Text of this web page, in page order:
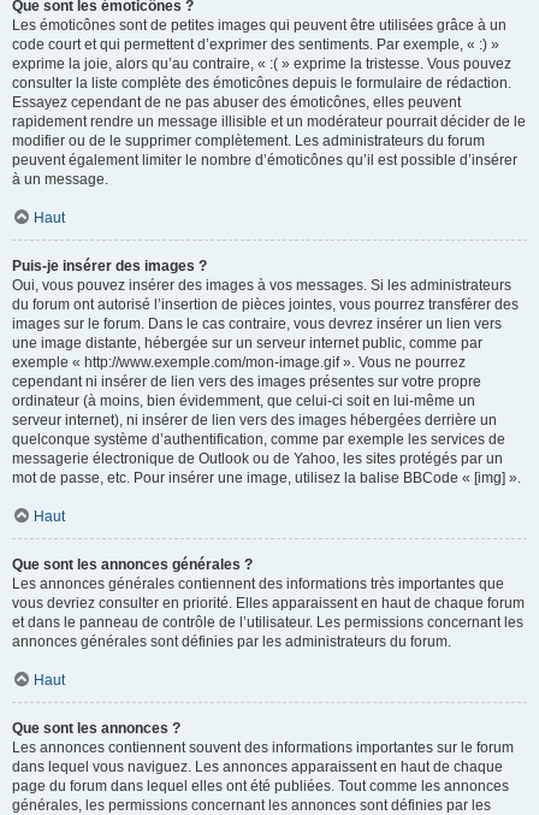
Que sont les émoticônes ?
Les émoticônes sont de petites images qui peuvent être utilisées grâce à un
code court et qui permettent d’exprimer des sentiments. Par exemple, « :) »
exprime la joie, alors qu’au contraire, « :( » exprime la tristesse. Vous pouvez
consulter la liste complète des émoticônes depuis le formulaire de rédaction.
Essayez cependant de ne pas abuser des émoticônes, elles peuvent
rapidement rendre un message illisible et un modérateur pourrait décider de le
modifier ou de le supprimer complètement. Les administrateurs du forum
peuvent également limiter le nombre d’émoticônes qu’il est possible d’insérer
à un message.
Haut
Puis-je insérer des images ?
Oui, vous pouvez insérer des images à vos messages. Si les administrateurs
du forum ont autorisé l’insertion de pièces jointes, vous pourrez transférer des
images sur le forum. Dans le cas contraire, vous devrez insérer un lien vers
une image distante, hébergée sur un serveur internet public, comme par
exemple « http://www.exemple.com/mon-image.gif ». Vous ne pourrez
cependant ni insérer de lien vers des images présentes sur votre propre
ordinateur (à moins, bien évidemment, que celui-ci soit en lui-même un
serveur internet), ni insérer de lien vers des images hébergées derrière un
quelconque système d’authentification, comme par exemple les services de
messagerie électronique de Outlook ou de Yahoo, les sites protégés par un
mot de passe, etc. Pour insérer une image, utilisez la balise BBCode « [img] ».
Haut
Que sont les annonces générales ?
Les annonces générales contiennent des informations très importantes que
vous devriez consulter en priorité. Elles apparaissent en haut de chaque forum
et dans le panneau de contrôle de l’utilisateur. Les permissions concernant les
annonces générales sont définies par les administrateurs du forum.
Haut
Que sont les annonces ?
Les annonces contiennent souvent des informations importantes sur le forum
dans lequel vous naviguez. Les annonces apparaissent en haut de chaque
page du forum dans lequel elles ont été publiées. Tout comme les annonces
générales, les permissions concernant les annonces sont définies par les